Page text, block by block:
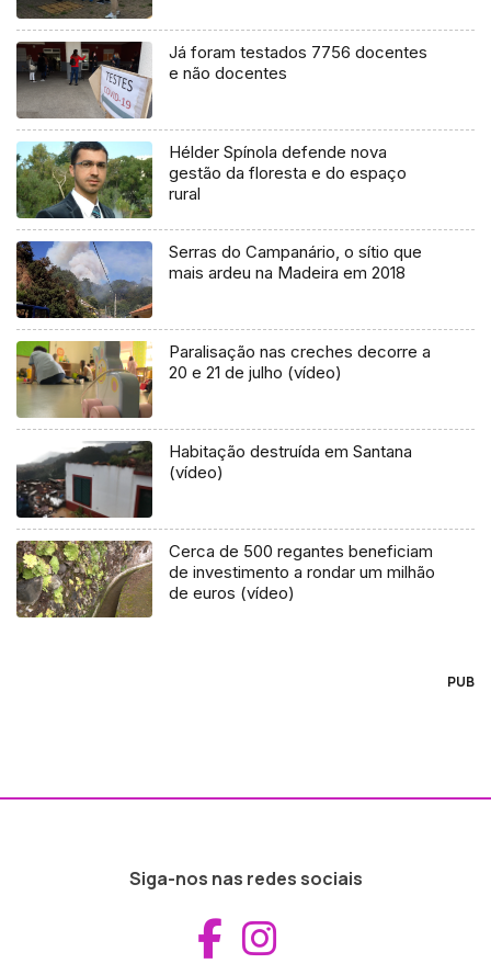
Já foram testados 7756 docentes
e não docentes
Hélder Spínola defende nova
gestão da floresta e do espaço
rural
Serras do Campanário, o sítio que
mais ardeu na Madeira em 2018
Paralisação nas creches decorre a
20 e 21 de julho (vídeo)
Habitação destruída em Santana
(vídeo)
Cerca de 500 regantes beneficiam
de investimento a rondar um milhão
de euros (vídeo)
PUB
Siga-nos nas redes sociais
Aceder ao